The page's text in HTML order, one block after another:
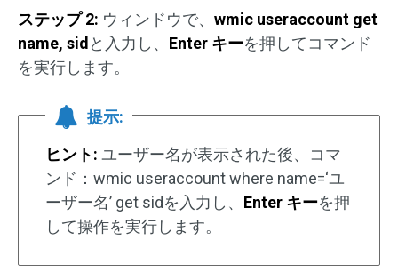
ステップ 2: ウィンドウで、 wmic useraccount get
name, sid と入力し、 Enter キーを押してコマンド
を実行します。
提示:
ヒント: ユーザー名が表示された後、コマ
ンド： wmic useraccount where name=‘ユ
ーザー名’ get sidを入力し、 Enter キーを押
して操作を実行します。